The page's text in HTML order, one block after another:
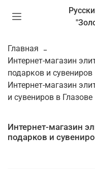
Главная
Интернет-магазин
подарков и сувениров
Интернет-магазин
и сувениров в Глазове
Интернет-магазин
подарков и